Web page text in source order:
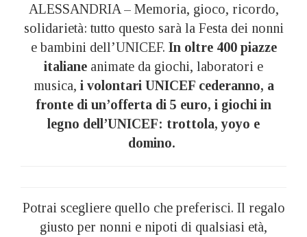
ALESSANDRIA – Memoria, gioco, ricordo,
solidarietà: tutto questo sarà la Festa dei nonni
e bambini dell’UNICEF. In oltre 400 piazze
italiane animate da giochi, laboratori e
musica, i volontari UNICEF cederanno, a
fronte di un’offerta di 5 euro, i giochi in
legno dell’UNICEF: trottola, yoyo e
domino.
Potrai scegliere quello che preferisci. Il regalo
giusto per nonni e nipoti di qualsiasi età,